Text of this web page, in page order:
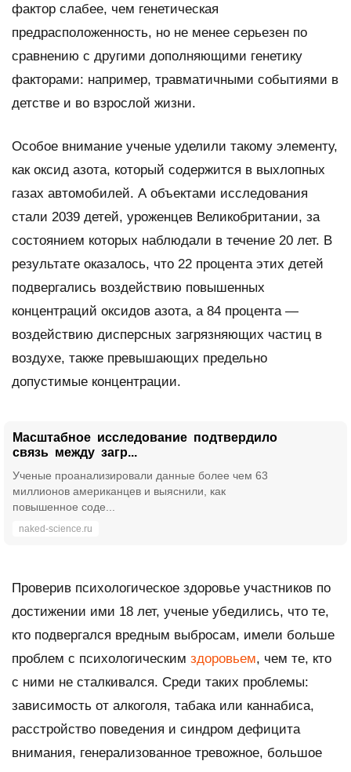
фактор слабее, чем генетическая
предрасположенность, но не менее серьезен по
сравнению с другими дополняющими генетику
факторами: например, травматичными событиями в
детстве и во взрослой жизни.
Особое внимание ученые уделили такому элементу,
как оксид азота, который содержится в выхлопных
газах автомобилей. А объектами исследования
стали 2039 детей, уроженцев Великобритании, за
состоянием которых наблюдали в течение 20 лет. В
результате оказалось, что 22 процента этих детей
подвергались воздействию повышенных
концентраций оксидов азота, а 84 процента —
воздействию дисперсных загрязняющих частиц в
воздухе, также превышающих предельно
допустимые концентрации.
Масштабное исследование подтвердило
связь между загр...
Ученые проанализировали данные более чем 63
миллионов американцев и выяснили, как
повышенное соде...
naked-science.ru
Проверив психологическое здоровье участников по
достижении ими 18 лет, ученые убедились, что те,
кто подвергался вредным выбросам, имели больше
проблем с психологическим здоровьем, чем те, кто
с ними не сталкивался. Среди таких проблемы:
зависимость от алкоголя, табака или каннабиса,
расстройство поведения и синдром дефицита
внимания, генерализованное тревожное, большое